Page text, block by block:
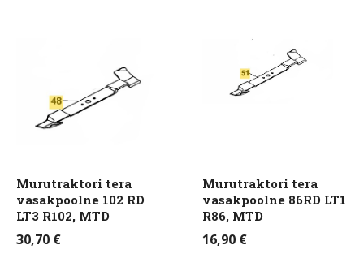
Murutraktori tera
vasakpoolne 102 RD
LT3 R102, MTD
30,70 €
Murutraktori tera
vasakpoolne 86RD LT1
R86, MTD
16,90 €